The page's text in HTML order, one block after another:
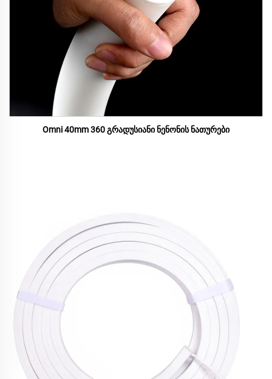
Omni 40mm 360 გრადუსიანი ნენონის ნათურები